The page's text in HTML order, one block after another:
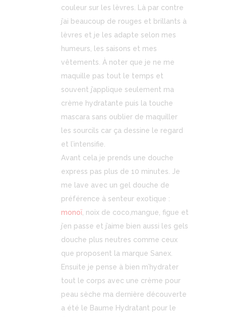
couleur sur les lèvres. Là par contre
j’ai beaucoup de rouges et brillants à
lèvres et je les adapte selon mes
humeurs, les saisons et mes
vêtements. À noter que je ne me
maquille pas tout le temps et
souvent j’applique seulement ma
crème hydratante puis la touche
mascara sans oublier de maquiller
les sourcils car ça dessine le regard
et l’intensifie.
Avant cela je prends une douche
express pas plus de 10 minutes. Je
me lave avec un gel douche de
préférence à senteur exotique :
monoï, noix de coco,mangue, figue et
j’en passe et j’aime bien aussi les gels
douche plus neutres comme ceux
que proposent la marque Sanex.
Ensuite je pense à bien m’hydrater
tout le corps avec une crème pour
peau sèche ma dernière découverte
a été le Baume Hydratant pour le